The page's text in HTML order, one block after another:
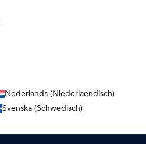
Nederlands (Niederlaendisch)
Svenska (Schwedisch)